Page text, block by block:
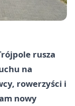
rusza
na
rowerzyści i
nowy